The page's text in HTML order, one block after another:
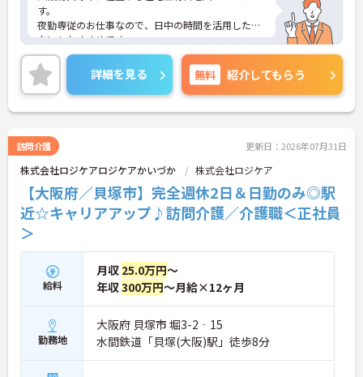
す。
夜勤専従のお仕事なので、日中の時間を活用したい
方にもおすすめです。
最寄り駅より徒歩圏内と好立地にあるので、通勤の
ストレスが少ないのも嬉しいポイントです。
ご興味をお持ちの方はお気軽にお問い合わせくださ
い。
詳細を見る 無料 紹介してもらう
訪問介護 更新日：2026年07月31日
株式会社ロジケアロジケアかいづか 株式会社ロジケア
【大阪府／貝塚市】完全週休2日＆日勤のみ◎駅
近☆キャリアアップ♪訪問介護／介護職＜正社員
＞
給料
月収 25.0万円～
年収300万円～月給×12ヶ月
勤務地
大阪府 貝塚市 堀3-2‐15
水間鉄道「貝塚(大阪)駅」徒歩8分